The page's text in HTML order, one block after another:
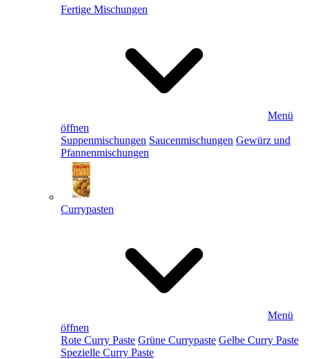
Fertige Mischungen
Menü
öffnen
Suppenmischungen Saucenmischungen Gewürz und
Pfannenmischungen
Currypasten
Menü
öffnen
Rote Curry Paste Grüne Currypaste Gelbe Curry Paste
Spezielle Curry Paste